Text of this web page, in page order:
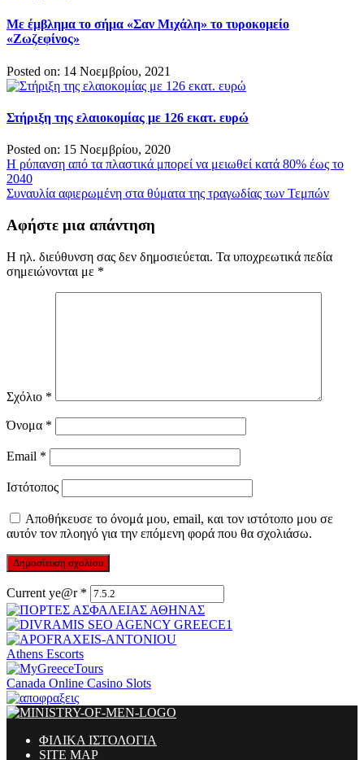
Με έμβλημα το σήμα «Σαν Μιχάλη» το τυροκομείο
«Ζωζεφίνος»
Posted on: 14 Νοεμβρίου, 2021
Στήριξη της ελαιοκομίας με 126 εκατ. ευρώ
Posted on: 15 Νοεμβρίου, 2020
Πλοήγηση
άρθρων
Η ρύπανση από τα πλαστικά μπορεί να μειωθεί κατά 80% έως το
2040
Συναυλία αφιερωμένη στα θύματα της τραγωδίας των Τεμπών
Αφήστε μια απάντηση
Η ηλ. διεύθυνση σας δεν δημοσιεύεται. Τα υποχρεωτικά πεδία
σημειώνονται με *
Σχόλιο *
Όνομα *
Email *
Ιστότοπος
Αποθήκευσε το όνομά μου, email, και τον ιστότοπο μου σε
αυτόν τον πλοηγό για την επόμενη φορά που θα σχολιάσω.
Current ye@r *
Athens Escorts
Canada Online Casino Slots
ΦΙΛΙΚΑ ΙΣΤΟΛΟΓΙΑ
SITE MAP